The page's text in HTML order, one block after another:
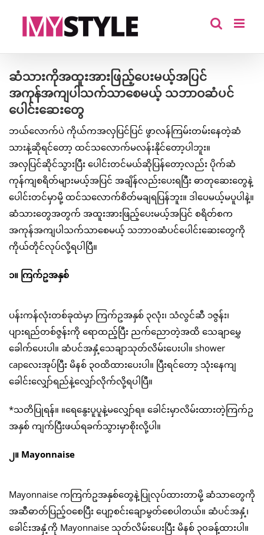
ဆံသားကိုအထူးအားဖြည့်ပေးမယ့်အပြင်
အကုန်အကျပါသက်သာစေမယ့် သဘာဝဆံပင်
ပေါင်းဆေးတွေ
ဘယ်လောက်ပဲ ကိုယ်ကအလှပြင်ပြင် ဖွာလန်ကြမ်းတမ်းနေတဲ့ဆံ
သားနဲ့ဆိုရင်တော့ ထင်သလောက်မလန်းနိုင်တော့ပါဘူး။
အလှပြင်ဆိုင်သွားပြီး ပေါင်းတင်မယ်ဆိုပြန်တော့လည်း ပိုက်ဆံ
ကုန်ကျစရိတ်များမယ့်အပြင် အချိန်လည်းပေးရပြီး ဓာတုဆေးတွေနဲ့
ပေါင်းတင်မှာမို့ ထင်သလောက်စိတ်မချရပြန်ဘူး။ ဒါပေမယ့်မပူပါနဲ့။
ဆံသားတွေအတွက် အထူးအားဖြည့်ပေးမယ့်အပြင် စရိတ်စက
အကုန်အကျပါသက်သာစေမယ့် သဘာဝဆံပင်ပေါင်းဆေးတွေကို
ကိုယ်တိုင်လုပ်လို့ရပါပြီ။
၁။ ကြက်ဥအနှစ်
ပန်းကန်လုံးတစ်ခုထဲမှာ ကြက်ဥအနှစ် ၃လုံး၊ သံလွင်ဆီ ၁ဇွန်း၊
ပျားရည်တစ်ဇွန်းကို ရောထည့်ပြီး ညက်ညောတဲ့အထိ သေချာမွှေ
ခေါက်ပေးပါ။ ဆံပင်အနှံ့သေချာသုတ်လိမ်းပေးပါ။ shower
capလေးအုပ်ပြီး မိနစ် ၃၀ထိထားပေးပါ။ ပြီးရင်တော့ သုံးနေကျ
ခေါင်းလျှော်ရည်နဲ့လျှော်လိုက်လို့ရပါပြီ။
*သတိပြုရန်။ ။ရေနွေးပူပူနဲ့မလျှော်ရ။ ခေါင်းမှာလိမ်းထားတဲ့ကြက်ဥ
အနှစ် ကျက်ပြီးဖယ်ရခက်သွားမှာစိုးလို့ပါ။
၂။ Mayonnaise
Mayonnaise ကကြက်ဥအနှစ်တွေနဲ့ပြုလုပ်ထားတာမို့ ဆံသာတွေကို
အဆီဓာတ်ပြည့်ဝစေပြီး ပျော့စင်းချောမွတ်စေပါတယ်။ ဆံပင်အနှံ့၊
ခေါင်းအနှံ့ကို Mayonnaise သုတ်လိမ်းပေးပြီး မိနစ် ၃၀ခန့်ထားပါ။